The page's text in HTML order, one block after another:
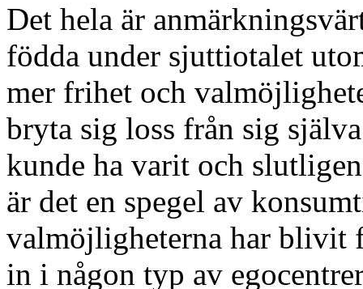
Det hela är
födda under sjuttiotalet
mer frihet och
bryta sig loss från sig
kunde ha varit och
är det en spegel av
valmöjligheterna har blivit
in i någon typ av